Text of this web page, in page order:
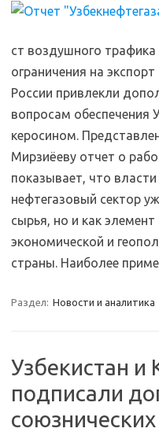
ст воздушного
ограничения на
России привлекли
вопросам обеспечения
керосином.
Мирзиёеву отчет о
показывает, что
нефтегазовый сектор
сырья, но и как
экономической и
страны. Наиболее
Раздел: Новости и аналитика
Узбекистан и
подписали